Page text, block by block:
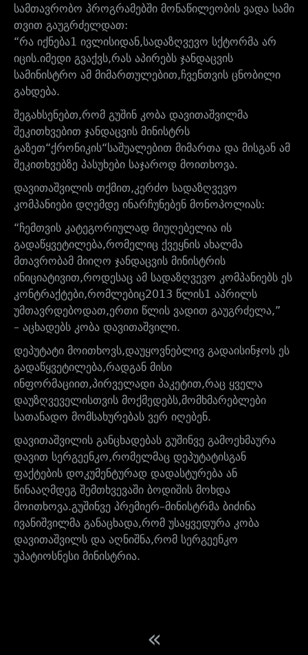
სამთავრობო პროგრამებში მონაწილეობის ვადა სამი
თვით გაუგრძელდათ:
“რა იქნება1 ივლისიდან,სადაზღვევო სქტორმა არ
იცის.იმედი გვაქვს,რას აპირებს ჯანდაცვის
სამინისტრო ამ მიმართულებით,ჩვენთვის ცნობილი
გახდება.
შეგახსენებთ,რომ გუშინ კობა დავითაშვილმა
შეკითხვებით ჯანდაცვის მინისტრს
გაზეთ“ქრონიკის“საშუალებით მიმართა და მისგან ამ
შეკითხვებზე პასუხები საჯაროდ მოითხოვა.
დავითაშვილის თქმით,კერძო სადაზღვევო
კომპანიები დღემდე ინარჩუნებენ მონოპოლიას:
“ჩემთვის კატეგორიულად მიუღებელია ის
გადაწყვეტილება,რომელიც ქვეყნის ახალმა
მთავრობამ მიიღო ჯანდაცვის მინისტრის
ინიციატივით,როდესაც ამ სადაზღვევო კომპანიებს ეს
კონტრაქტები,რომლებიც2013 წლის1 აპრილს
უმთავრდებოდათ,ერთი წლის ვადით გაუგრძელა,”
– აცხადებს კობა დავითაშვილი.
დეპუტატი მოითხოვს,დაუყოვნებლივ გადაისინჯოს ეს
გადაწყვეტილება,რადგან მისი
ინფორმაციით,პირველადი პაკეტით,რაც ყველა
დაუზღვეველისთვის მოქმედებს,მომხმარებლები
სათანადო მომსახურებას ვერ იღებენ.
დავითაშვილის განცხადებას გუშინვე გამოეხმაურა
დავით სერგეენკო,რომელმაც დეპუტატისგან
ფაქტების დოკუმენტურად დადასტურება ან
წინააღმდეგ შემთხვევაში ბოდიშის მოხდა
მოითხოვა.გუშინვე პრემიერ–მინისტრმა ბიძინა
ივანიშვილმა განაცხადა,რომ უსაყვედურა კობა
დავითაშვილს და აღნიშნა,რომ სერგეენკო
უპატიოსნესი მინისტრია.
«